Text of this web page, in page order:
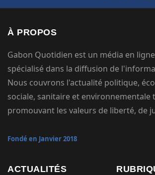
À PROPOS
Gabon Quotidien est un média en
spécialisé dans la diffusion de
Nous couvrons l'actualité politique,
sociale, sanitaire et environnementale
promouvant les valeurs de liberté, de
Fondé en Janvier 2018
ACTUALITÉS